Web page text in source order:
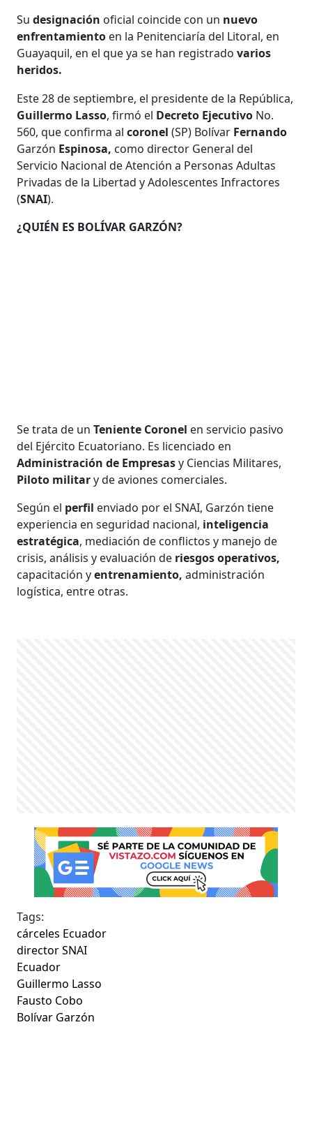
Sudesignación oficial coincide con un nuevo
enfrentamiento en la Penitenciaría del Litoral, en
Guayaquil, en el que ya se han registradovarios
heridos.
Este 28 de septiembre, el presidente de la República,
Guillermo Lasso, firmó el Decreto Ejecutivo No.
560, que confirma alcoronel(SP) Bolívar Fernando
Garzón Espinosa, como director General del
Servicio Nacional de Atención a Personas Adultas
Privadas de la Libertad y Adolescentes Infractores
(SNAI).
¿QUIÉN ES BOLÍVAR GARZÓN?
Se trata de unTeniente Coronel en servicio pasivo
del Ejército Ecuatoriano. Es licenciado en
Administración de Empresasy Ciencias Militares,
Piloto military de aviones comerciales.
Según el perfil enviado por el SNAI, Garzón tiene
experiencia en seguridad nacional, inteligencia
estratégica, mediación de conflictos y manejo de
crisis, análisis y evaluación de riesgos operativos,
capacitación yentrenamiento, administración
logística, entre otras.
Tags:
cárceles Ecuador
director SNAI
Ecuador
Guillermo Lasso
Fausto Cobo
Bolívar Garzón